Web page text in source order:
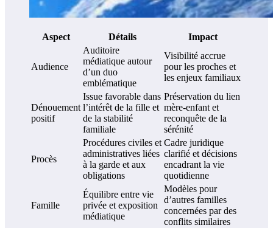
Aspect Détails Impact
Audience
Auditoire
médiatique autour
d’un duo
emblématique
Visibilité accrue
pour les proches et
les enjeux familiaux
Dénouement
positif
Issue favorable dans
l’intérêt de la fille et
de la stabilité
familiale
Préservation du lien
mère-enfant et
reconquête de la
sérénité
Procès
Procédures civiles et
administratives liées
à la garde et aux
obligations
Cadre juridique
clarifié et décisions
encadrant la vie
quotidienne
Famille
Équilibre entre vie
privée et exposition
médiatique
Modèles pour
d’autres familles
concernées par des
conflits similaires